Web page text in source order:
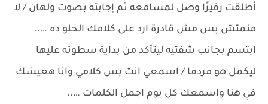
أطلقت زفيرًا وصل لمسامعه ثم إجابته بصوت ولهان / لا
منمتش بس مش قادرة ارد على كلامك الحلو ده …..
ابتسم بجانب شفتيه ليتأكد من بداية سطوته عليها
ليكمل هو مردفا / اسمعي انت بس كلامي وانا هعيشك
في هنا واسمعك كل يوم اجمل الكلمات …..